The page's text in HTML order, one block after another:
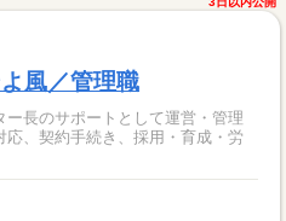
風／管理職
長のサポートとして運営・管理
、契約手続き、採用・育成・労